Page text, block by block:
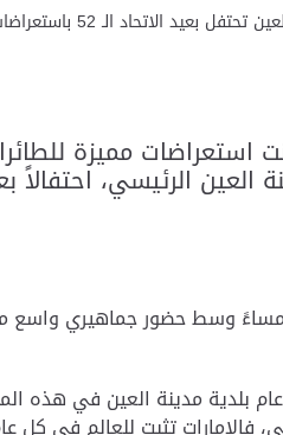
الـ 52 باستعراضات مميزة للطائرات المسيرة والألعاب النارية
استعراضات مميزة
الرئيسي، احتفالاً بعيد
مساءً وسط حضور جماهيري واسع
مدينة العين في هذه
فالإمارات تثبت للعالم في كل